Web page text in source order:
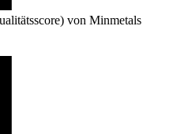
von Minmetals